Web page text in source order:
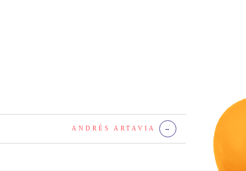
ANDRÉS ARTAVIA →